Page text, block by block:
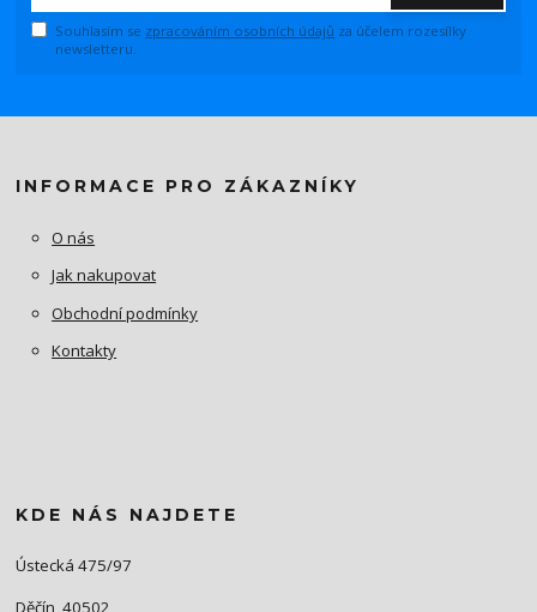
Souhlasím se zpracováním osobních údajů za účelem rozesílky
newsletteru.
INFORMACE PRO ZÁKAZNÍKY
O nás
Jak nakupovat
Obchodní podmínky
Kontakty
KDE NÁS NAJDETE
Ústecká 475/97
Děčín, 40502